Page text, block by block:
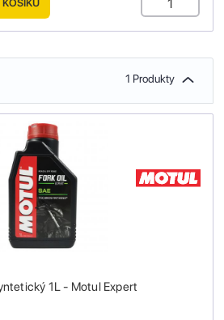
KOŠÍKU
1 Produkty
1L - Motul Expert